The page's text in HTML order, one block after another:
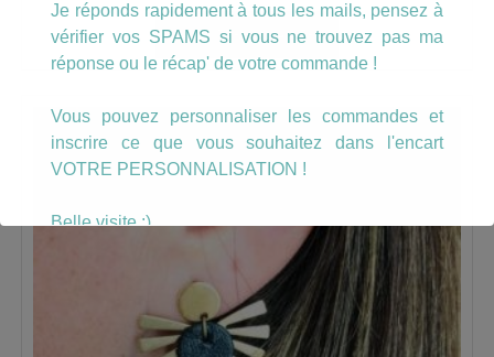
AJOUTER AU PANIER
Je réponds rapidement à tous les mails, pensez à
vérifier vos SPAMS si vous ne trouvez pas ma
réponse ou le récap' de votre commande !
Vous pouvez personnaliser les commandes et
inscrire ce que vous souhaitez dans l'encart
VOTRE PERSONNALISATION !
Belle visite :)